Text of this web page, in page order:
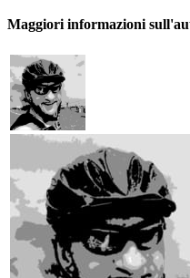
Maggiori informazioni